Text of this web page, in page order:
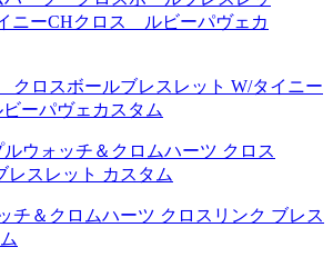
ロスボールブレスレット W/タイニー
ーパヴェカスタム
チ＆クロムハーツ クロスリンク ブレス